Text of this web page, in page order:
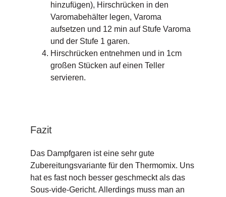
hinzufügen), Hirschrücken in den
Varomabehälter legen, Varoma
aufsetzen und 12 min auf Stufe Varoma
und der Stufe 1 garen.
Hirschrücken entnehmen und in 1cm
großen Stücken auf einen Teller
servieren.
Fazit
Das Dampfgaren ist eine sehr gute
Zubereitungsvariante für den Thermomix. Uns
hat es fast noch besser geschmeckt als das
Sous-vide-Gericht. Allerdings muss man an